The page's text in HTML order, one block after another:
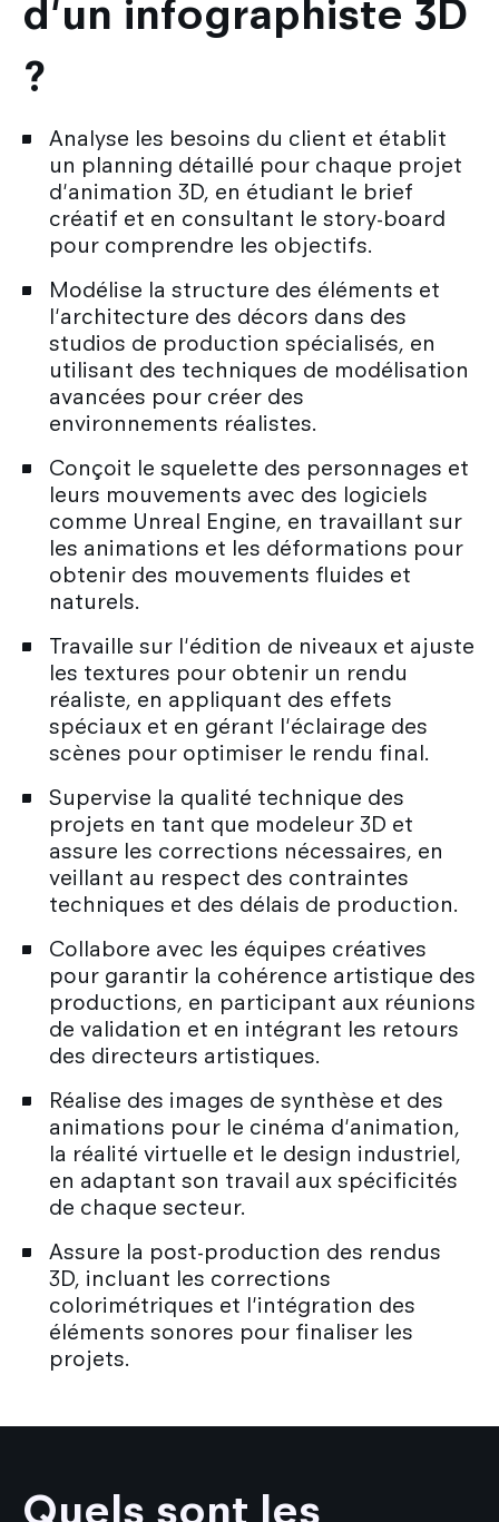
d'un infographiste 3D
?
Analyse les besoins du client et établit
un planning détaillé pour chaque projet
d'animation 3D, en étudiant le brief
créatif et en consultant le story-board
pour comprendre les objectifs.
Modélise la structure des éléments et
l'architecture des décors dans des
studios de production spécialisés, en
utilisant des techniques de modélisation
avancées pour créer des
environnements réalistes.
Conçoit le squelette des personnages et
leurs mouvements avec des logiciels
comme Unreal Engine, en travaillant sur
les animations et les déformations pour
obtenir des mouvements fluides et
naturels.
Travaille sur l'édition de niveaux et ajuste
les textures pour obtenir un rendu
réaliste, en appliquant des effets
spéciaux et en gérant l'éclairage des
scènes pour optimiser le rendu final.
Supervise la qualité technique des
projets en tant que modeleur 3D et
assure les corrections nécessaires, en
veillant au respect des contraintes
techniques et des délais de production.
Collabore avec les équipes créatives
pour garantir la cohérence artistique des
productions, en participant aux réunions
de validation et en intégrant les retours
des directeurs artistiques.
Réalise des images de synthèse et des
animations pour le cinéma d'animation,
la réalité virtuelle et le design industriel,
en adaptant son travail aux spécificités
de chaque secteur.
Assure la post-production des rendus
3D, incluant les corrections
colorimétriques et l'intégration des
éléments sonores pour finaliser les
projets.
Quels sont les